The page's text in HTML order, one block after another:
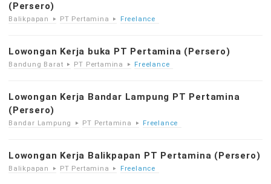
(Persero)
Balikpapan PT Pertamina Freelance
Lowongan Kerja buka PT Pertamina (Persero)
Bandung Barat PT Pertamina Freelance
Lowongan Kerja Bandar Lampung PT Pertamina
(Persero)
Bandar Lampung PT Pertamina Freelance
Lowongan Kerja Balikpapan PT Pertamina (Persero)
Balikpapan PT Pertamina Freelance